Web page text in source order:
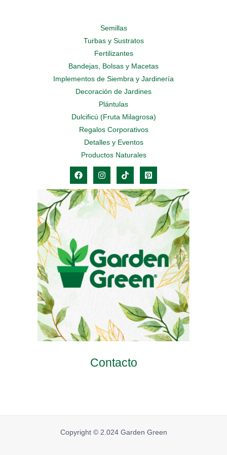
Semillas
Turbas y Sustratos
Fertilizantes
Bandejas, Bolsas y Macetas
Implementos de Siembra y Jardinería
Decoración de Jardines
Plántulas
Dulcificú (Fruta Milagrosa)
Regalos Corporativos
Detalles y Eventos
Productos Naturales
Contacto
Copyright © 2.024 Garden Green